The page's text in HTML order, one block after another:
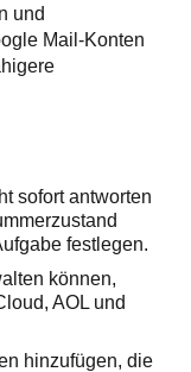
und
Mail-Konten
sofort antworten
festlegen.
können,
AOL und
hinzufügen, die